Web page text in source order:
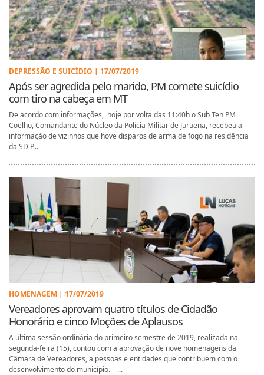
DEPRESSÃO E SUICÍDIO | 17/07/2019
Após ser agredida pelo marido, PM comete suicídio
com tiro na cabeça em MT
De acordo com informações, hoje por volta das 11:40h o Sub Ten PM
Coelho, Comandante do Núcleo da Polícia Militar de Juruena, recebeu a
informação de vizinhos que hove disparos de arma de fogo na residência
da SD P...
HOMENAGEM | 17/07/2019
Vereadores aprovam quatro títulos de Cidadão
Honorário e cinco Moções de Aplausos
A última sessão ordinária do primeiro semestre de 2019, realizada na
segunda-feira (15), contou com a aprovação de nove homenagens da
Câmara de Vereadores, a pessoas e entidades que contribuem com o
desenvolvimento do município. ...